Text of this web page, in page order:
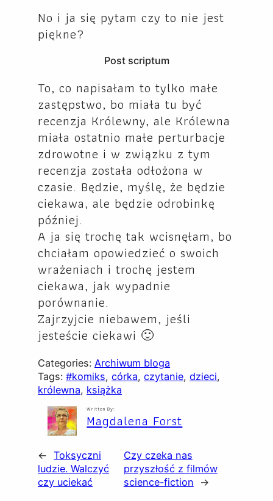
No i ja się pytam czy to nie jest
piękne?
Post scriptum
To, co napisałam to tylko małe
zastępstwo, bo miała tu być
recenzja Królewny, ale Królewna
miała ostatnio małe perturbacje
zdrowotne i w związku z tym
recenzja została odłożona w
czasie. Będzie, myślę, że będzie
ciekawa, ale będzie odrobinkę
później.
A ja się trochę tak wcisnęłam, bo
chciałam opowiedzieć o swoich
wrażeniach i trochę jestem
ciekawa, jak wypadnie
porównanie.
Zajrzyjcie niebawem, jeśli
jesteście ciekawi 🙂
Categories: Archiwum bloga
Tags:#komiks, córka, czytanie, dzieci
królewna, książka
Written By:
Magdalena Forst
←
Toksyczni
ludzie. Walczyć
czy uciekać
Czy czeka nas
przyszłość z filmów
science-fiction
→